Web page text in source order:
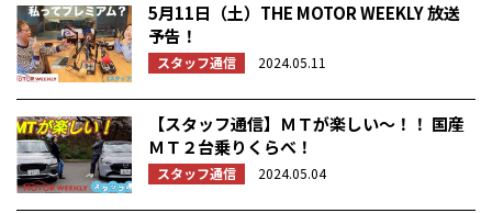
5月11日（土）THE MOTOR WEEKLY 放送
予告！
スタッフ通信 2024.05.11
【スタッフ通信】ＭＴが楽しい～！！ 国産
ＭＴ２台乗りくらべ！
スタッフ通信 2024.05.04